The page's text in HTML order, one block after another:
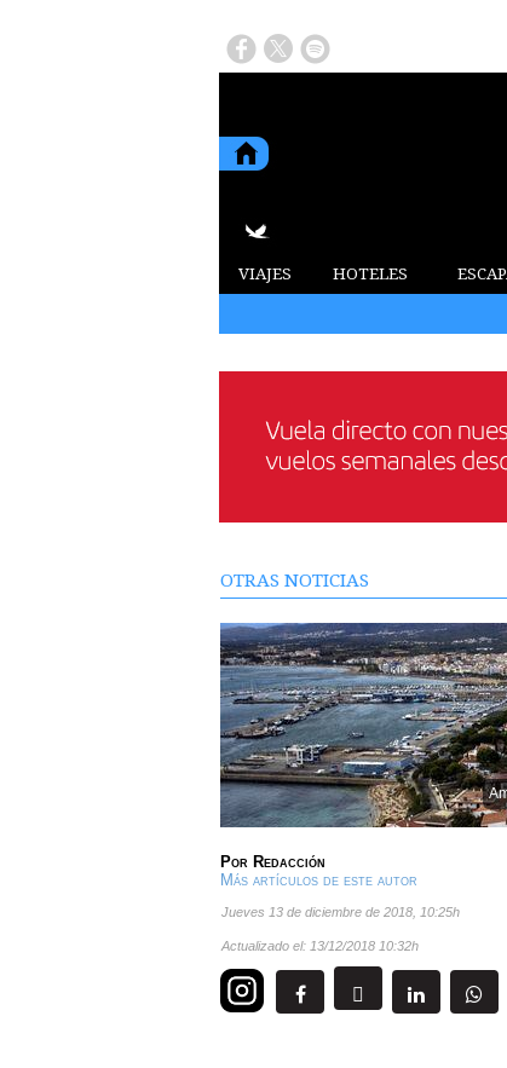
VIAJES HOTELES
OTRAS NOTICIAS
Por Redacción
Más artículos de este autor
jueves 13 de diciembre de 2018 10:25h
Actualizado el: 13/12/2018 10:32h